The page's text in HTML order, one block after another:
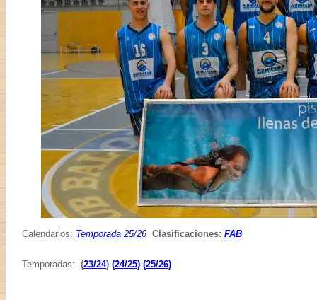
Calendarios: Temporada 25/26 Clasificaciones: FAB
Temporadas: (23/24) (24/25) (25/26)